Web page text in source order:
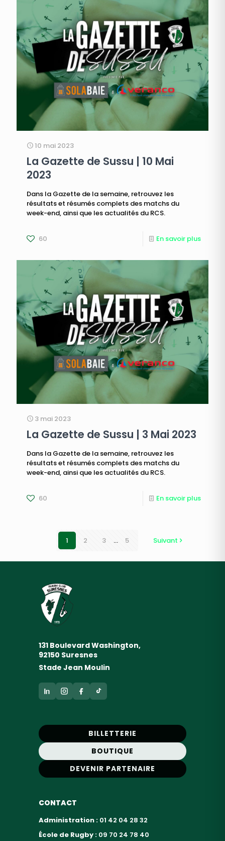
10 mai 2023
La Gazette de Sussu | 10 Mai
2023
Dans la Gazette de la semaine, retrouvez les
résultats et résumés complets des matchs du
week-end, ainsi que les actualités du RCS.
60 En savoir plus
3 mai 2023
La Gazette de Sussu | 3 Mai 2023
Dans la Gazette de la semaine, retrouvez les
résultats et résumés complets des matchs du
week-end, ainsi que les actualités du RCS.
60 En savoir plus
1 2 3 ... 5 Suivant
131 Boulevard Washington,
92150 Suresnes
Stade Jean Moulin
BILLETTERIE
BOUTIQUE
DEVENIR PARTENAIRE
CONTACT
Administration : 01 42 04 28 32
École de Rugby : 09 70 24 78 40